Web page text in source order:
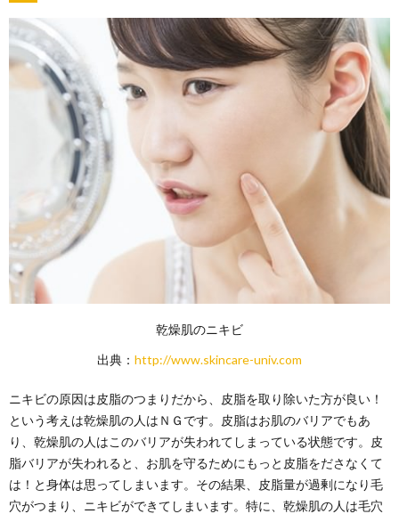
乾燥肌のニキビ
出典： http://www.skincare-univ.com
ニキビの原因は皮脂のつまりだから、皮脂を取り除いた方が良い！
という考えは乾燥肌の人はＮＧです。皮脂はお肌のバリアでもあ
り、乾燥肌の人はこのバリアが失われてしまっている状態です。皮
脂バリアが失われると、お肌を守るためにもっと皮脂をださなくて
は！と身体は思ってしまいます。その結果、皮脂量が過剰になり毛
穴がつまり、ニキビができてしまいます。特に、乾燥肌の人は毛穴